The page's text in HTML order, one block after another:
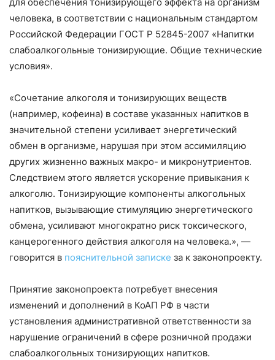
человека, в соответствии с национальным стандартом
Российской Федерации ГОСТ Р 52845-2007 «Напитки
слабоалкогольные тонизирующие. Общие технические
условия».
«Сочетание алкоголя и тонизирующих веществ
(например, кофеина) в составе указанных напитков в
значительной степени усиливает энергетический
обмен в организме, нарушая при этом ассимиляцию
других жизненно важных макро- и микронутриентов.
Следствием этого является ускорение привыкания к
алкоголю. Тонизирующие компоненты алкогольных
напитков, вызывающие стимуляцию энергетического
обмена, усиливают многократно риск токсического,
канцерогенного действия алкоголя на человека.», —
говорится в пояснительной записке за к законопроекту.
Принятие законопроекта потребует внесения
изменений и дополнений в КоАП РФ в части
установления административной ответственности за
нарушение ограничений в сфере розничной продажи
слабоалкогольных тонизирующих напитков.